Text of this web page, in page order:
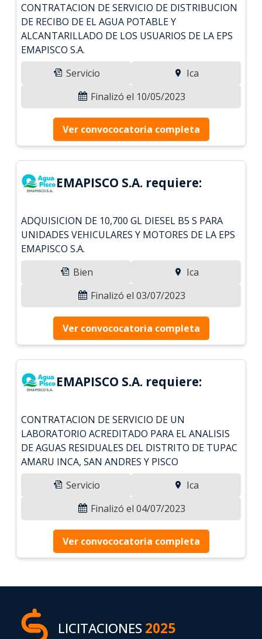
CONTRATACION DE SERVICIO DE DISTRIBUCION
DE RECIBO DE EL AGUA POTABLE Y
ALCANTARILLADO DE LOS USUARIOS DE LA EPS
EMAPISCO S.A.
Servicio
Ica
Finalizó el 10/05/2023
Ver convococatoria completa
EMAPISCO S.A. requiere:
ADQUISICION DE 10,700 GL DIESEL B5 S PARA
UNIDADES VEHICULARES Y MOTORES DE LA EPS
EMAPISCO S.A.
Bien
Ica
Finalizó el 03/07/2023
Ver convococatoria completa
EMAPISCO S.A. requiere:
CONTRATACION DE SERVICIO DE UN
LABORATORIO ACREDITADO PARA EL ANALISIS
DE AGUAS RESIDUALES DEL DISTRITO DE TUPAC
AMARU INCA, SAN ANDRES Y PISCO
Servicio
Ica
Finalizó el 04/07/2023
Ver convococatoria completa
LICITACIONES2025